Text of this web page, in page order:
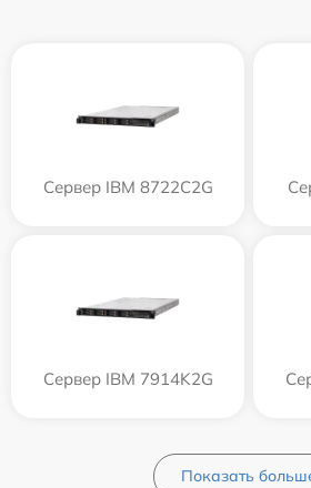
Сервер IBM 8722C2G
Сервер IBM 7914K2G
Показать